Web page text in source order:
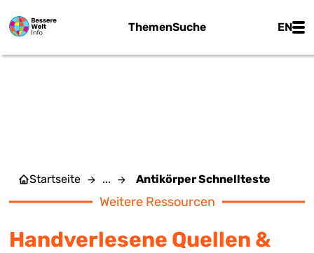
ThemenSuche EN
Startseite ... Antikörper Schnellteste
Weitere Ressourcen
Handverlesene Quellen &